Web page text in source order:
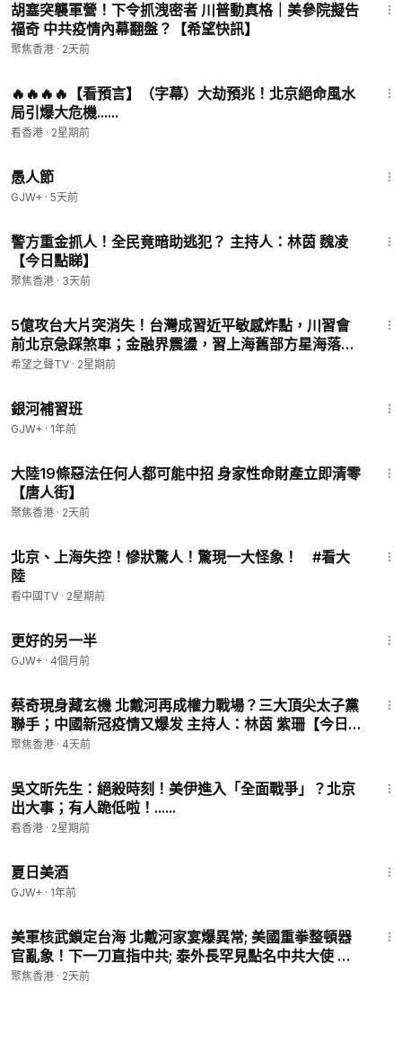
胡塞突襲軍營！下令抓洩密者 川普動真格｜美參院擬告
福奇 中共疫情內幕翻盤？【希望快訊】
聚焦香港 · 2天前
🔥🔥🔥🔥【看預言】（字幕）大劫預兆！北京絕命風水
局引爆大危機......
看香港 · 2星期前
愚人節
GJW+ · 5天前
警方重金抓人！全民竟暗助逃犯？ 主持人：林茵 魏凌
【今日點睇】
聚焦香港 · 3天前
5億攻台大片突消失！台灣成習近平敏感炸點，川習會
前北京急踩煞車；金融界震盪，習上海舊部方星海落馬
【紅朝禁聞】
希望之聲TV · 2星期前
銀河補習班
GJW+ · 1年前
大陸19條惡法任何人都可能中招 身家性命財產立即清零
【唐人街】
聚焦香港 · 2天前
北京、上海失控！慘狀驚人！驚現一大怪象！ #看大
陸
看中國TV · 2星期前
更好的另一半
GJW+ · 4個月前
蔡奇現身藏玄機 北戴河再成權力戰場？三大頂尖太子黨
聯手；中國新冠疫情又爆发 主持人：林茵 紫珊【今日點
睇】
聚焦香港 · 4天前
吳文昕先生：絕殺時刻！美伊進入「全面戰爭」？北京
出大事；有人跪低啦！......
看香港 · 2星期前
夏日美酒
GJW+ · 1年前
美軍核武鎖定台海 北戴河家宴爆異常; 美國重拳整頓器
官亂象！下一刀直指中共; 泰外長罕見點名中共大使 鄭
麗文賑災遭小粉紅圍剿【今日新聞】
聚焦香港 · 2天前